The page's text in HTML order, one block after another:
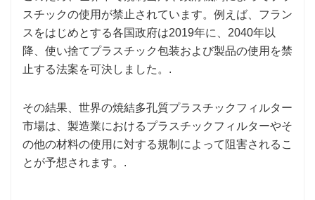
スチックの使用が禁止されています。例えば、フラン
スをはじめとする各国政府は2019年に、2040年以
降、使い捨てプラスチック包装および製品の使用を禁
止する法案を可決しました。.
その結果、世界の焼結多孔質プラスチックフィルター
市場は、製造業におけるプラスチックフィルターやそ
の他の材料の使用に対する規制によって阻害されるこ
とが予想されます。.